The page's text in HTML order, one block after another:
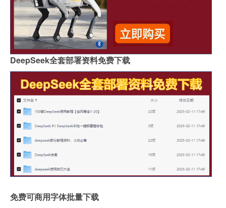
DeepSeek全套部署资料免费下载
免费可商用字体批量下载